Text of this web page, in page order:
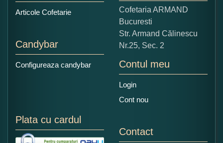
Copiati alaturi numarul din imagine:
Articole Cofetarie
Candybar
Configureaza candybar
Cofetaria ARMAND
Bucuresti
Str. Armand Călinescu
Nr.25, Sec. 2
Contul meu
Login
Cont nou
Plata cu cardul
Contact